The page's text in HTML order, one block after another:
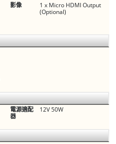
影像
1 x Micro HDMI Output
(Optional)
電源適配
器
12V 50W